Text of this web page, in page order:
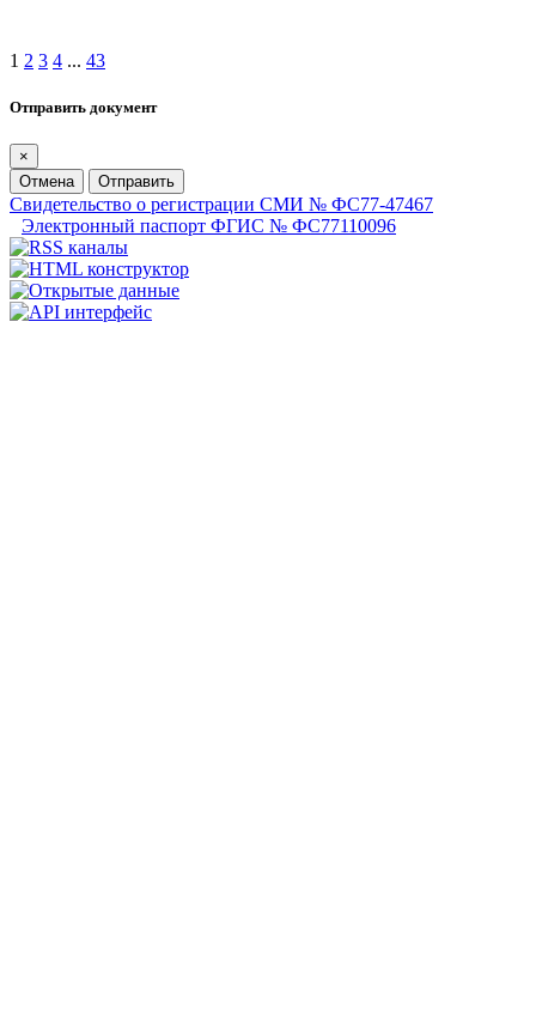
1 2 3 4 ... 43
Отправить документ
×
Отмена
Отправить
Свидетельство о регистрации СМИ № ФС77-47467
Электронный паспорт ФГИС № ФС77110096